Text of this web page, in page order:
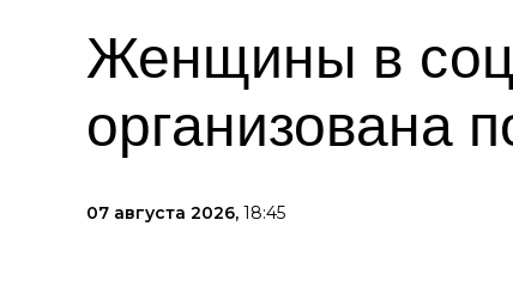
Женщины в
организована
07 августа 2026, 18:45